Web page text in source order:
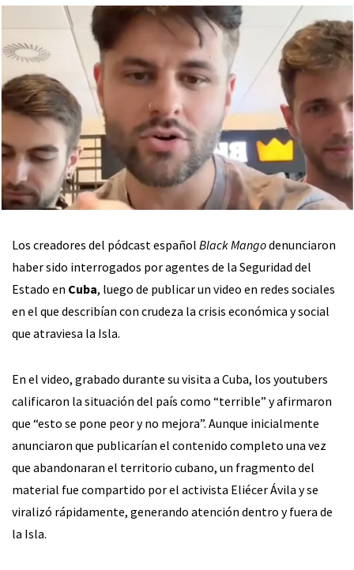
Los creadores del pódcast español Black Mangodenunciaron
haber sido interrogados por agentes de la Seguridad del
Estado en Cuba, luego de publicar un video en redes sociales
en el que describían con crudeza la crisis económica y social
que atraviesa la Isla.
En el video, grabado durante su visita a Cuba, los youtubers
calificaron la situación del país como “terrible” y afirmaron
que “esto se pone peor y no mejora”. Aunque inicialmente
anunciaron que publicarían el contenido completo una vez
que abandonaran el territorio cubano, un fragmento del
material fue compartido por el activista Eliécer Ávila y se
viralizó rápidamente, generando atención dentro y fuera de
la Isla.